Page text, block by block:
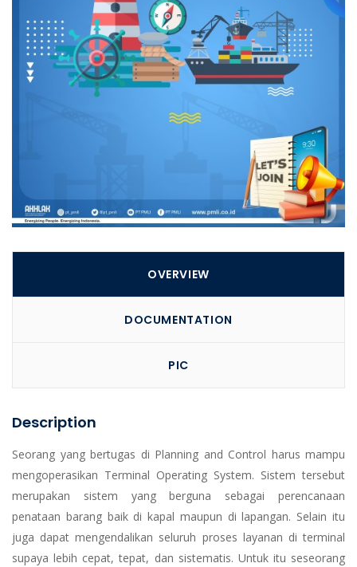
OVERVIEW
DOCUMENTATION
PIC
Description
Seorang yang bertugas di Planning and Control harus mampu
mengoperasikan Terminal Operating System. Sistem tersebut
merupakan sistem yang berguna sebagai perencanaan
penataan barang baik di kapal maupun di lapangan. Selain itu
juga dapat mengendalikan seluruh proses layanan di terminal
supaya lebih cepat, tepat, dan sistematis. Untuk itu seseorang